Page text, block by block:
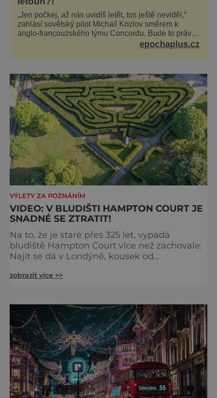
„Jen počkej, až nás uvidíš letět, tos ještě neviděl,“
zahlásí sovětský pilot Michail Kozlov směrem k
anglo-francouzského týmu Concordu. Bude to právě
konkurenční boj, co bude stát za smrtí celé 6členné
epochaplus.cz
VÝLETY ZA POZNÁNÍM
VIDEO: V BLUDIŠTI HAMPTON COURT JE
SNADNÉ SE ZTRATIT!
Na to, že je staré přes 325 let, vypadá
bludiště Hampton Court více než zachovale.
Najít se dá v Londýně, kousek od
země ho mezi lety 1689 a 1695 vydupou
Oranžského (1650–1702). Zabírá plochu 1300
m² a skrývá se v něm 800 metrů cest.
Původně se v živý plot promění saze
zobrazit více >>